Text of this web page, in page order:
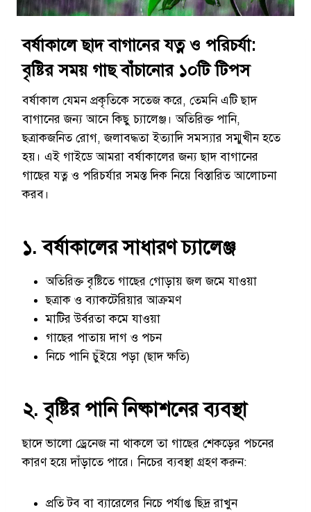
বর্ষাকালে ছাদ বাগানের যত্ন ও পরিচর্যা:
বৃষ্টির সময় গাছ বাঁচানোর ১০টি টিপস
বর্ষাকাল যেমন প্রকৃতিকে সতেজ করে, তেমনি এটি ছাদ
বাগানের জন্য আনে কিছু চ্যালেঞ্জ। অতিরিক্ত পানি,
ছত্রাকজনিত রোগ, জলাবদ্ধতা ইত্যাদি সমস্যার সম্মুখীন হতে
হয়। এই গাইডে আমরা বর্ষাকালের জন্য ছাদ বাগানের
গাছের যত্ন ও পরিচর্যার সমস্ত দিক নিয়ে বিস্তারিত আলোচনা
করব।
১. বর্ষাকালের সাধারণ চ্যালেঞ্জ
অতিরিক্ত বৃষ্টিতে গাছের গোড়ায় জল জমে যাওয়া
ছত্রাক ও ব্যাকটেরিয়ার আক্রমণ
মাটির উর্বরতা কমে যাওয়া
গাছের পাতায় দাগ ও পচন
নিচে পানি চুঁইয়ে পড়া (ছাদ ক্ষতি)
২. বৃষ্টির পানি নিষ্কাশনের ব্যবস্থা
ছাদে ভালো ড্রেনেজ না থাকলে তা গাছের শেকড়ের পচনের
কারণ হয়ে দাঁড়াতে পারে। নিচের ব্যবস্থা গ্রহণ করুন:
প্রতি টব বা ব্যারেলের নিচে পর্যাপ্ত ছিদ্র রাখুন